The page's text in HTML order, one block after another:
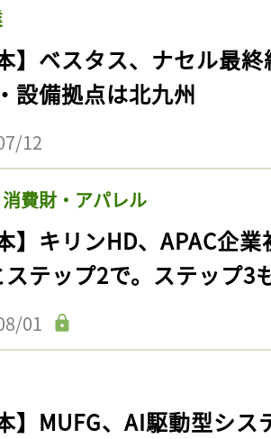
本】ベスタス、ナセル最
設備拠点は北九州
12
費財・アパレル
】キリンHD、APAC企
ステップ2で。ステップ3
01
本】MUFG、AI駆動型シ
事をお気に入りに
ログインが必
ログイン
会員登録